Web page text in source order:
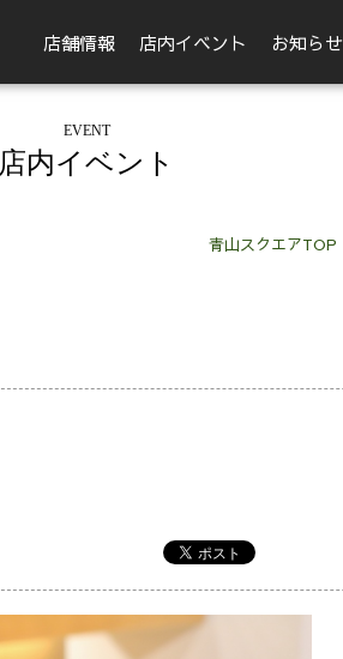
店舗情報 店内イベント お知らせ
EVENT
店内イベント
青山スクエアTOP